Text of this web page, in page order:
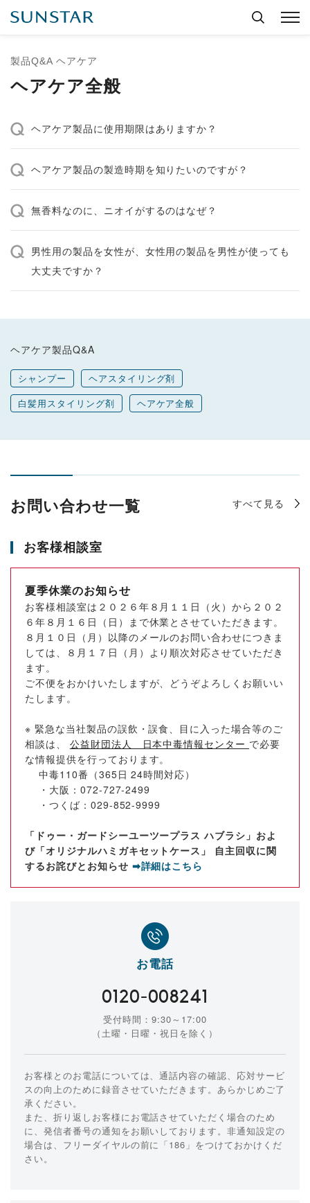
製品Q&A ヘアケア
ヘアケア全般
ヘアケア製品に使用期限はありますか？
ヘアケア製品の製造時期を知りたいのですが？
無香料なのに、ニオイがするのはなぜ？
男性用の製品を女性が、女性用の製品を男性が使っても
大丈夫ですか？
ヘアケア製品Q&A
シャンプー
ヘアスタイリング剤
白髪用スタイリング剤
ヘアケア全般
お問い合わせ一覧 すべて見る
お客様相談室
夏季休業のお知らせ
お客様相談室は２０２６年８月１１日（火）から２０２
６年８月１６日（日）まで休業とさせていただきます。
８月１０日（月）以降のメールのお問い合わせにつきま
しては、８月１７日（月）より順次対応させていただき
ます。
ご不便をおかけいたしますが、どうぞよろしくお願いい
たします。
※ 緊急な当社製品の誤飲・誤食、目に入った場合等のご
相談は、 公益財団法人 日本中毒情報センター で必要
な情報提供を行っております。
中毒110番（365日 24時間対応）
・大阪：072-727-2499
・つくば：029-852-9999
「ドゥー・ガードシーユーツープラス ハブラシ」およ
び「オリジナルハミガキセットケース」 自主回収に関
するお詫びとお知らせ ➡詳細はこちら
お電話
0120-008241
受付時間：9:30～17:00
（土曜・日曜・祝日を除く）
お客様とのお電話については、通話内容の確認、応対サービ
スの向上のために録音させていただきます。あらかじめご了
承ください。
また、折り返しお客様にお電話させていただく場合のため
に、発信者番号の通知をお願いしております。非通知設定の
場合は、フリーダイヤルの前に「186」をつけておかけくだ
さい。